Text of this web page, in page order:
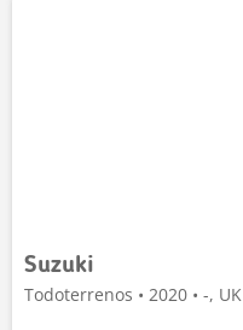
Suzuki
Todoterrenos • 2020 • -, UK